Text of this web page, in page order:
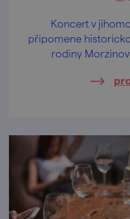
Koncert v
připomene
rodiny